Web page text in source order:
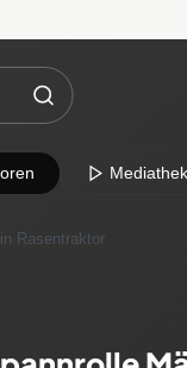
Mediathek
Rasentraktor